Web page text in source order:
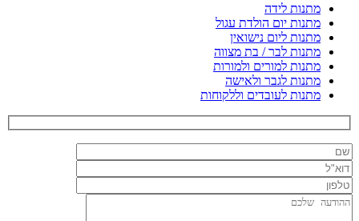
מתנות לידה
מתנות יום הולדת עגול
מתנות ליום נישואין
מתנות לבר / בת מצווה
מתנות למורים ולמורות
מתנות לגבר ולאישה
מתנות לעובדים וללקוחות